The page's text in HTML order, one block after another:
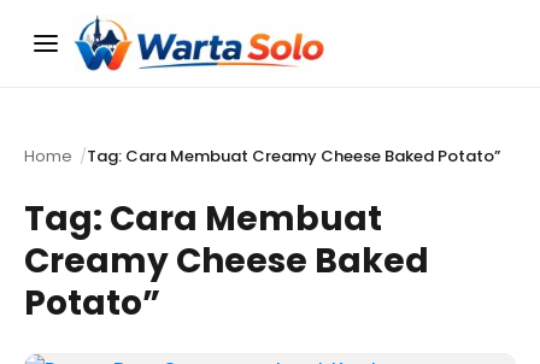
Menu
Home Tag: Cara Membuat Creamy Cheese Baked Potato”
Tag: Cara Membuat
Creamy Cheese Baked
Potato”